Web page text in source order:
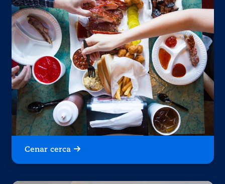
Cenar cerca